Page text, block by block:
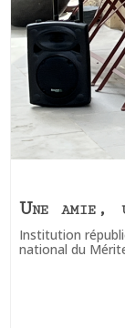
Une amie,
Institution
national du